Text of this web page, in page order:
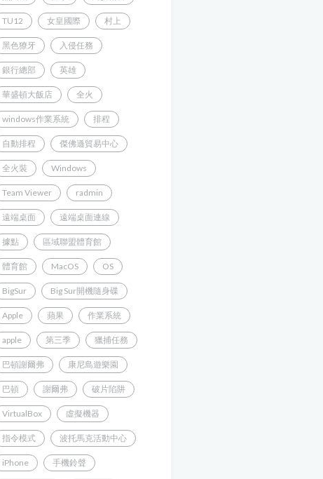
TU12 女皇國際 村上
黑色獠牙 入侵任務
銀行總部 英雄
華盛頓大飯店 全火
windows作業系統 排程
自動排程 傑佛遜貿易中心
全火裝 Windows
Team Viewer radmin
遠端桌面 遠端桌面連線
據點 區域聯盟體育館
體育館 MacOS OS
BigSur Big Sur開機隨身碟
Apple 蘋果 作業系統
apple 第三季 獵捕任務
巴頓謝爾弗 康尼島遊樂園
巴頓 謝爾弗 破片陷阱
VirtualBox 虛擬機器
指令模式 波托馬克活動中心
iPhone 手機鈴聲